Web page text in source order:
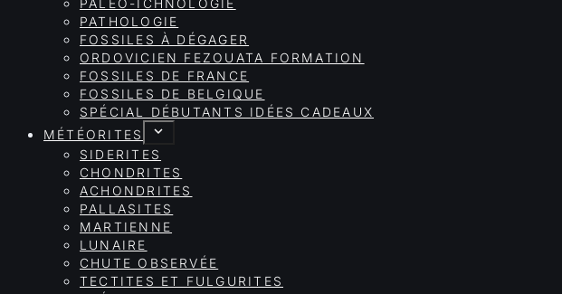
PALÉO-ICHNOLOGIE
PATHOLOGIE
FOSSILES À DÉGAGER
ORDOVICIEN FEZOUATA FORMATION
FOSSILES DE FRANCE
FOSSILES DE BELGIQUE
SPÉCIAL DÉBUTANTS IDÉES CADEAUX
MÉTÉORITES
SIDERITES
CHONDRITES
ACHONDRITES
PALLASITES
MARTIENNE
LUNAIRE
CHUTE OBSERVÉE
TECTITES ET FULGURITES